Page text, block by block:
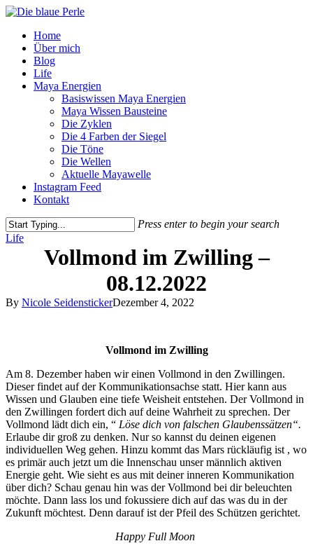
Skip
main
content
Menu
Home
Über mich
Blog
Life
Maya Energien
Basiswissen Maya Energien
Maya Wissen Bausteine
Die Zyklen
Die 4 Farben der Siegel
Die Töne
Die Wellen
Aktuelle Mayawelle
Instagram Feed
Kontakt
Press enter to begin your search
Close
Life
Vollmond im Zwilling –
08.12.2022
By Nicole SeidenstickerDezember 4, 2022
Vollmond im Zwilling
Am 8. Dezember haben wir einen Vollmond in den Zwillingen.
Dieser findet auf der Kommunikationsachse statt. Hier kann aus
Wissen und Glauben eine tiefe Weisheit entstehen. Der Vollmond in
den Zwillingen fordert dich auf deine Wahrheit zu sprechen. Der
Vollmond lädt dich ein, “ Löse dich von falschen Glaubenssätzen“.
Erlaube dir groß zu denken. Nur so kannst du deinen eigenen
individuellen Weg gehen. Hinzu kommt das Mars rückläufig ist , wo
es primär auch jetzt um die Innenschau unser männlich aktiven
Energie geht. Wie sieht es aus mit deiner inneren Kommunikation
über dich? Schau genau hin was der Vollmond bei dir beleuchten
möchte. Dann lass los und fokussiere dich auf das was du in der
Zukunft möchtest. Denn darauf ist der Pfeil des Schützen gerichtet.
Happy Full Moon